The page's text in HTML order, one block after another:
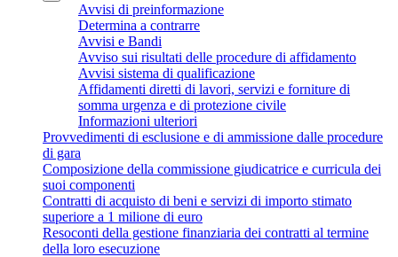
Avvisi di preinformazione
Determina a contrarre
Avvisi e Bandi
Avviso sui risultati delle procedure di affidamento
Avvisi sistema di qualificazione
Affidamenti diretti di lavori, servizi e forniture di
somma urgenza e di protezione civile
Informazioni ulteriori
Provvedimenti di esclusione e di ammissione dalle procedure
di gara
Composizione della commissione giudicatrice e curricula dei
suoi componenti
Contratti di acquisto di beni e servizi di importo stimato
superiore a 1 milione di euro
Resoconti della gestione finanziaria dei contratti al termine
della loro esecuzione